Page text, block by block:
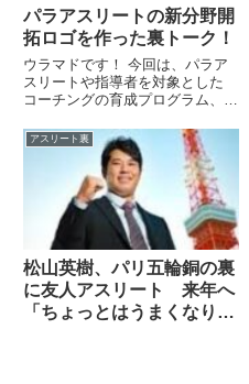
パラアスリートの新分野開
拓ロゴを作った裏トーク！
ウラマドです！ 今回は、パラア
スリートや指導者を対象とした
コーチングの育成プログラム、
...関連ツイート
アスリート裏
松山英樹、パリ五輪銅の裏
に友人アスリート 来年へ
「ちょっとはうまくなりた